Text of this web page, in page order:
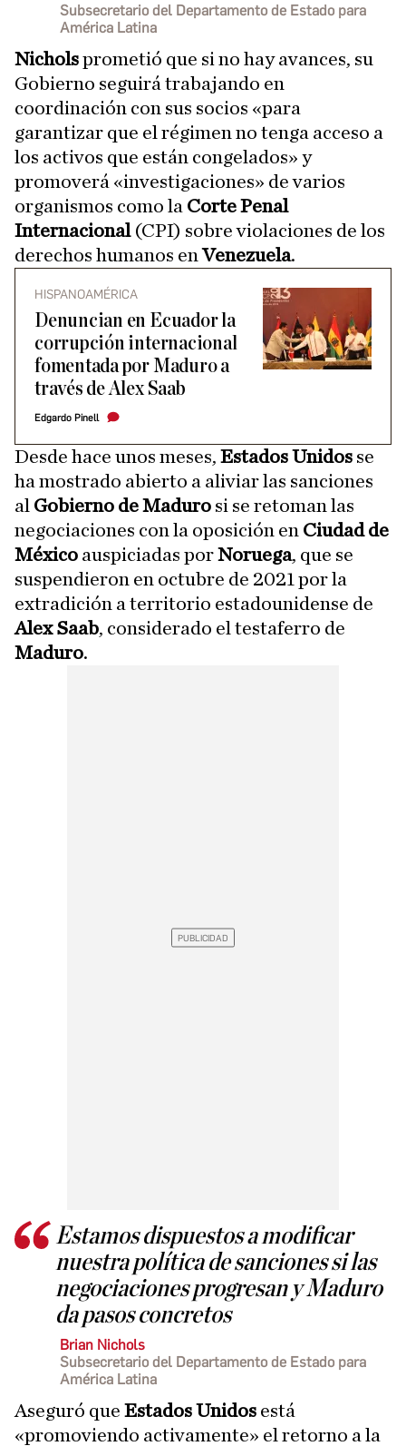
Subsecretario del Departamento de Estado para
América Latina
Nicholsprometió que si no hay avances, su
Gobierno seguirá trabajando en
coordinación con sus socios «para
garantizar que el régimen no tenga acceso a
los activos que están congelados» y
promoverá «investigaciones» de varios
organismos como la Corte Penal
Internacional(CPI) sobre violaciones de los
derechos humanos enVenezuela.
HISPANOAMÉRICA
Denuncian en Ecuador la
corrupción internacional
fomentada por Maduro a
través de Alex Saab
Edgardo Pinell
Desde hace unos meses, Estados Unidos se
ha mostrado abierto a aliviar las sanciones
al Gobierno de Maduro si se retoman las
negociaciones con la oposición en Ciudad de
México auspiciadas porNoruega, que se
suspendieron en octubre de 2021 por la
extradición a territorio estadounidense de
Alex Saab, considerado el testaferro de
Maduro.
Estamos dispuestos a modificar
nuestra política de sanciones si las
negociaciones progresan y Maduro
da pasos concretos
Brian Nichols
Subsecretario del Departamento de Estado para
América Latina
Aseguró que Estados Unidos está
«promoviendo activamente» el retorno a la